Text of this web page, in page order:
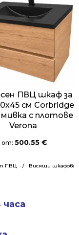
ПВЦ Висящи шкафове
ПВЦ шкаф за
см Corbridge
с плотове
Verona
от: 500.55 €